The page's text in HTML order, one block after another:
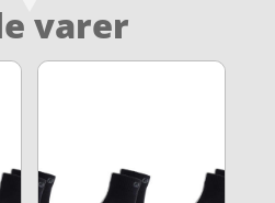
varer